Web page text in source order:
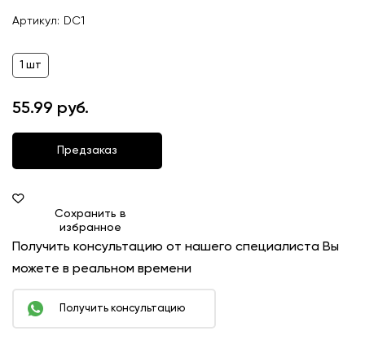
Артикул: DC1
1 шт
55.99 руб.
Предзаказ
Получить консультацию от нашего специалиста Вы
можете в реальном времени
Получить консультацию